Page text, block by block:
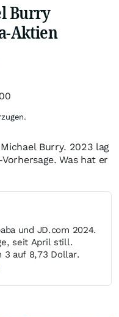
Burry
Aktien
Burry. 2023 lag
Was hat er
und JD.com 2024.
seit April still.
3 auf 8,73 Dollar.